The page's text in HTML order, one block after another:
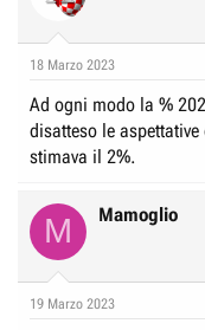
18 Marzo 2023
Ad ogni modo la %
disatteso le
stimava il 2%.
M Mamoglio
19 Marzo 2023